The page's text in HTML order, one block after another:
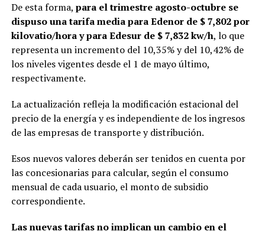
De esta forma, para el trimestre agosto-octubre se
dispuso una tarifa media para Edenor de $ 7,802 por
kilovatio/hora y para Edesur de $ 7,832 kw/h, lo que
representa un incremento del 10,35% y del 10,42% de
los niveles vigentes desde el 1 de mayo último,
respectivamente.
La actualización refleja la modificación estacional del
precio de la energía y es independiente de los ingresos
de las empresas de transporte y distribución.
Esos nuevos valores deberán ser tenidos en cuenta por
las concesionarias para calcular, según el consumo
mensual de cada usuario, el monto de subsidio
correspondiente.
Las nuevas tarifas no implican un cambio en el